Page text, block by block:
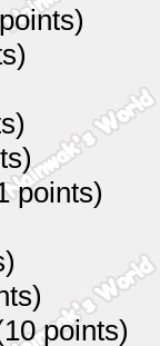
points)
points)